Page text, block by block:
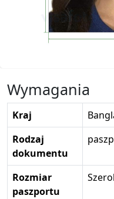
Wymagania
Kraj
Rodzaj
dokumentu
Rozmiar
paszportu